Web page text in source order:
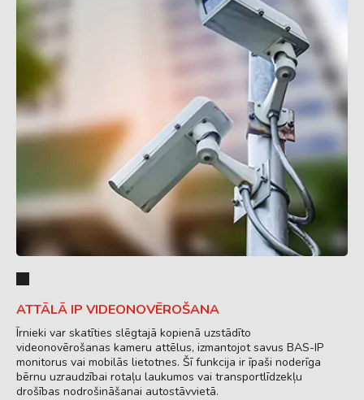
ATTĀLĀ IP VIDEONOVĒROŠANA
Īrnieki var skatīties slēgtajā kopienā uzstādīto
videonovērošanas kameru attēlus, izmantojot savus BAS-IP
monitorus vai mobilās lietotnes. Šī funkcija ir īpaši noderīga
bērnu uzraudzībai rotaļu laukumos vai transportlīdzekļu
drošības nodrošināšanai autostāvvietā.